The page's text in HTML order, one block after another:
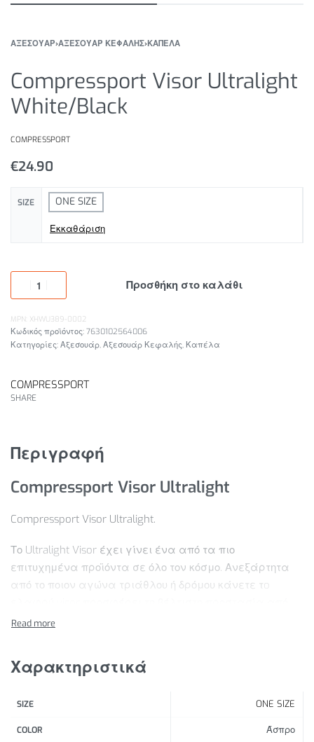
ΑΞΕΣΟΥΑΡ›ΑΞΕΣΟΥΑΡ ΚΕΦΑΛΗΣ›ΚΑΠΕΛΑ
Compressport Visor Ultralight
White/Black
COMPRESSPORT
€24.90
SIZE ONE SIZE
Εκκαθάριση
Προσθήκη στο καλάθι
MPN: XHWU389-0002
7630102564006
Κατηγορίες: Αξεσουάρ, Αξεσουάρ Κεφαλής, Καπέλα
COMPRESSPORT
SHARE
Περιγραφή
Compressport Visor Ultralight
Compressport Visor Ultralight.
Το Ultralight Visor έχει γίνει ένα από τα πιο
επιτυχημένα προϊόντα σε όλο τον κόσμο. Ανεξάρτητα
από το ποιον αγώνα τριάθλου ή δρόμου κάνετε τo
τον ήλιο και δεν συγκρατεί τον ιδρώτα εάν οι συνθήκες
Χαρακτηριστικά Προϊόντος:
Γρήγορο στέγνωμα,
εσωτερικό της κορυφής, πολύ μαλακό.
Χαρακτηριστικά
SIZE ONE SIZE
COLOR Άσπρο